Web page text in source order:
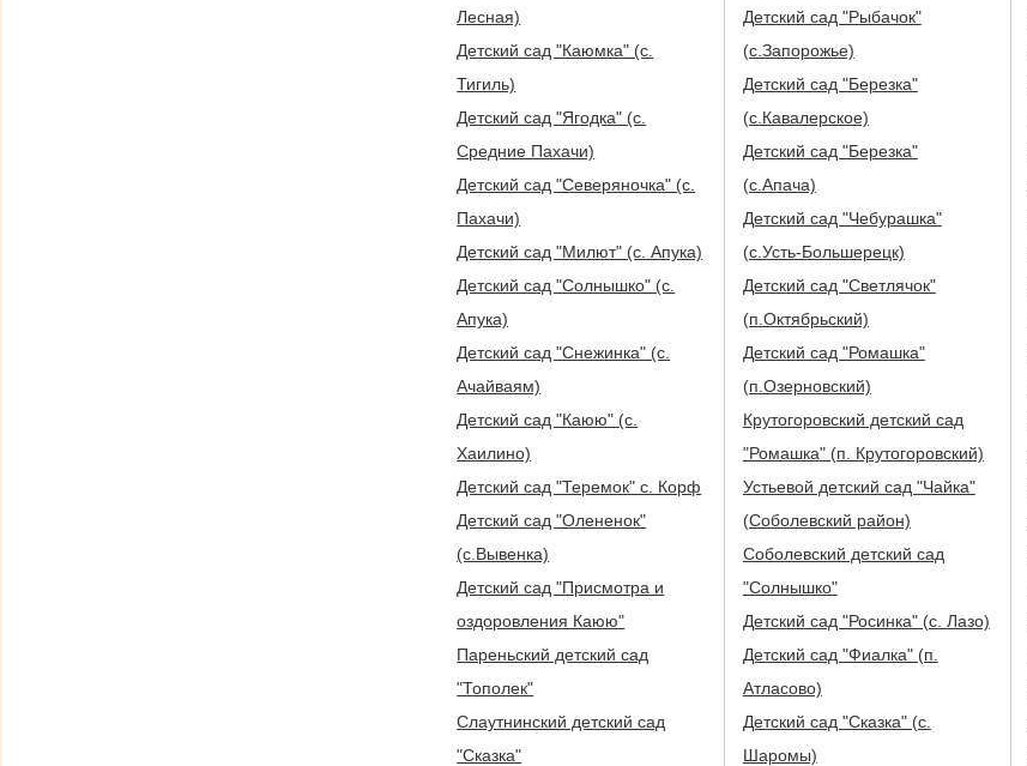
Лесная)
Детский сад "Каюмка" (с.
Тигиль)
Детский сад "Ягодка" (с.
Средние Пахачи)
Детский сад "Северяночка" (с.
Пахачи)
Детский сад "Милют" (с. Апука)
Детский сад "Солнышко" (с.
Апука)
Детский сад "Снежинка" (с.
Ачайваям)
Детский сад "Каюю" (с.
Хаилино)
Детский сад "Теремок" с. Корф
Детский сад "Олененок"
(с.Вывенка)
Детский сад "Присмотра и
оздоровления Каюю"
Пареньский детский сад
"Тополек"
Слаутнинский детский сад
"Сказка"
Детский сад "Рыбачок"
(с.Запорожье)
Детский сад "Березка"
(с.Кавалерское)
Детский сад "Березка"
(с.Апача)
Детский сад "Чебурашка"
(с.Усть-Большерецк)
Детский сад "Светлячок"
(п.Октябрьский)
Детский сад "Ромашка"
(п.Озерновский)
Крутогоровский детский сад
"Ромашка" (п. Крутогоровский)
Устьевой детский сад "Чайка"
(Соболевский район)
Соболевский детский сад
"Солнышко"
Детский сад "Росинка" (с. Лазо)
Детский сад "Фиалка" (п.
Атласово)
Детский сад "Сказка" (с.
Шаромы)